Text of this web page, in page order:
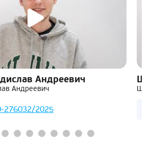
Андреевич
Андреевич
276032/2025